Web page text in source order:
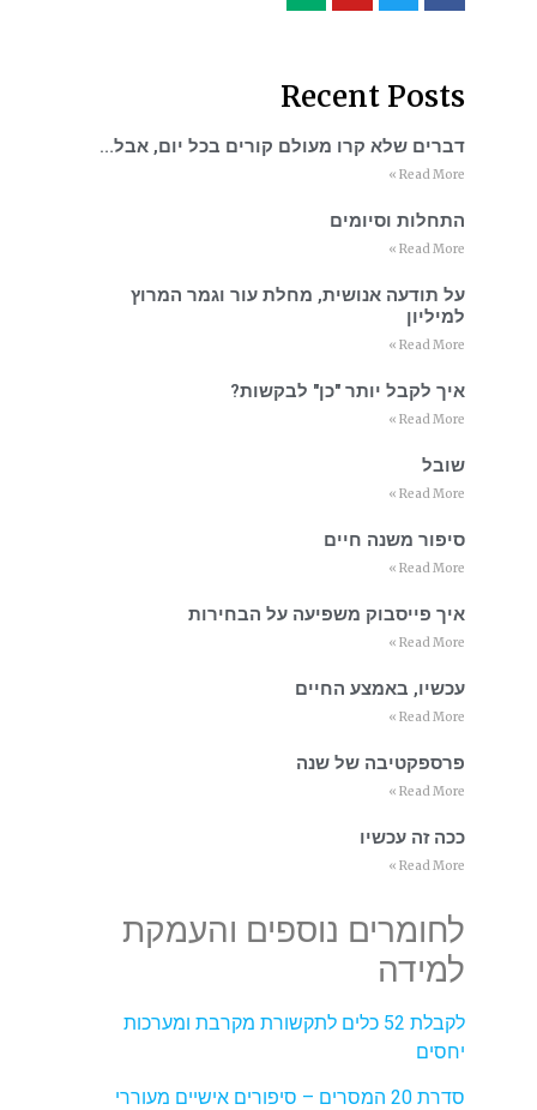
Recent Posts
דברים שלא קרו מעולם קורים בכל יום, אבל…
Read More »
התחלות וסיומים
Read More »
על תודעה אנושית, מחלת עור וגמר המרוץ
למיליון
Read More »
איך לקבל יותר "כן" לבקשות?
Read More »
שובל
Read More »
סיפור משנה חיים
Read More »
איך פייסבוק משפיעה על הבחירות
Read More »
עכשיו, באמצע החיים
Read More »
פרספקטיבה של שנה
Read More »
ככה זה עכשיו
Read More »
לחומרים נוספים והעמקת
למידה
לקבלת 52 כלים לתקשורת מקרבת ומערכות
יחסים
סדרת 20 המסרים – סיפורים אישיים מעוררי